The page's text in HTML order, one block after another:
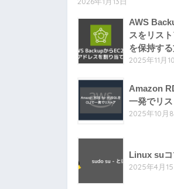
AWS
スをリス
を保持す
2025年11月
Amazon
一発でリ
2025年10月
Linux suコ
2025年4月15